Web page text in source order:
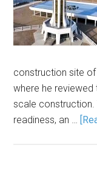
construction site
where he
scale construction.
readiness, an …